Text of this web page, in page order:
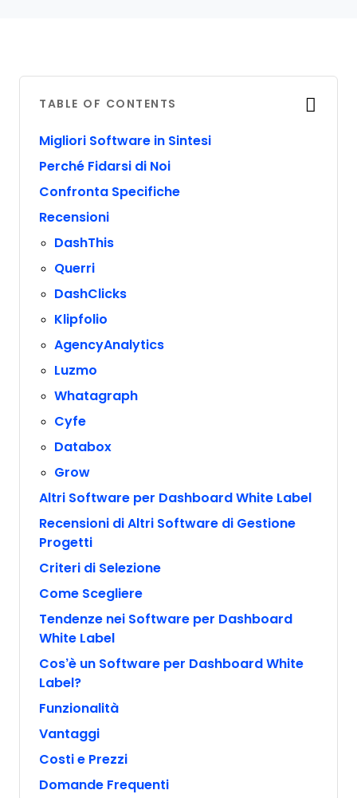
TABLE OF CONTENTS
Migliori Software in Sintesi
Perché Fidarsi di Noi
Confronta Specifiche
Recensioni
DashThis
Querri
DashClicks
Klipfolio
AgencyAnalytics
Luzmo
Whatagraph
Cyfe
Databox
Grow
Altri Software per Dashboard White Label
Recensioni di Altri Software di Gestione
Progetti
Criteri di Selezione
Come Scegliere
Tendenze nei Software per Dashboard
White Label
Cos’è un Software per Dashboard White
Label?
Funzionalità
Vantaggi
Costi e Prezzi
Domande Frequenti